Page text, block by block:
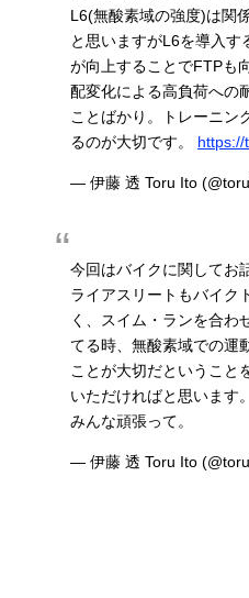
L6(無酸素域の強度)は関
と思いますがL6を導入す
が向上することでFTPも
配変化による高負荷への
ことばかり。トレーニン
るのが大切です。 https://
— 伊藤 透 Toru Ito
今回はバイクに関してお
ライアスリートもバイク
く、スイム・ランを合わ
てる時、無酸素域での運
ことが大切だということ
いただければと思います
みんな頑張って。
— 伊藤 透 Toru Ito